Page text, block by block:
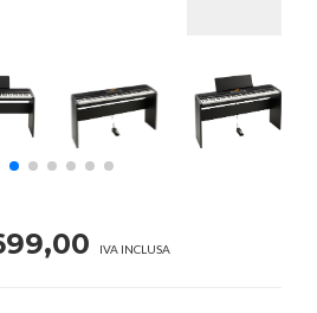
IVA INCLUSA